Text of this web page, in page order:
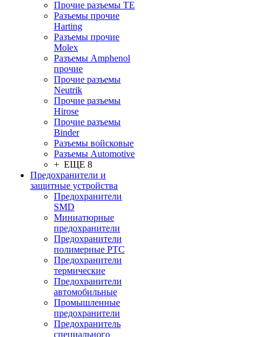
Прочие разъемы TE
Разъемы прочие
Harting
Разъемы прочие
Molex
Разъемы Amphenol
прочие
Прочие разъемы
Neutrik
Прочие разъемы
Hirose
Прочие разъемы
Binder
Разъемы войсковые
Разъeмы Automotive
+ ЕЩЕ 8
Предохранители и
защитные устройства
Предохранители
SMD
Миниатюрные
предохранители
Предохранители
полимерные PTC
Предохранители
термические
Предохранители
автомобильные
Промышленные
предохранители
Предохранитель
специального